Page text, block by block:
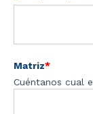
Matriz*
Cuéntanos cual